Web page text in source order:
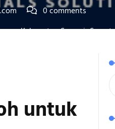
0 comments
Kabupaten Samosir
untuk